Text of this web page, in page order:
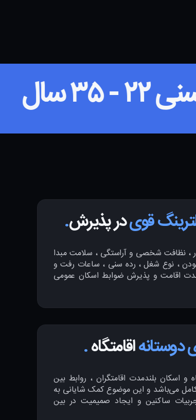
رده سنی ۲۲ - ۳۵ سال
قویدر پذیرش.
، نظافت شخصی و آراستگی ، سلامت مبدا
، نوع شغل ، رده سنی ، ساعات رفت و
اقامت و پذیرش ضوابط اسکان عمومی
دوستانهاقامتگاه.
اسکان بلندمدت اقامتگران ، روابط بین
می‌باشد و این موضوع کمک شایانی به
ساکنین و ایجاد صمیمیت در بین